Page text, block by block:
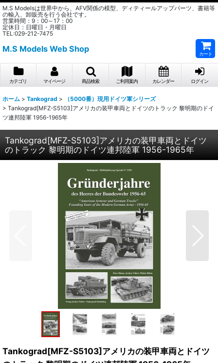
M.S Modelsは世界中から、AFV関係の模型、ディティールアップパーツ、書籍等
の輸入、卸販売を行う会社です。
営業時間：9：00～17：00
定休日：日曜日・月曜日
TEL:029-212-7475
M.S Models Web Shop
カート
カテゴリ マイページ 商品検索 ご利用案内 カレンダー ログイン
ホーム > Tankograd >
（5000番）現用ドイツ軍シリーズ
> Tankograd[MFZ-S5103]アメリカの装甲車両とドイツのトラック 黎明期のドイ
ツ連邦陸軍 1956-1965年
Tankograd[MFZ-S5103]アメリカの装甲車両とドイツ
のトラック 黎明期のドイツ連邦陸軍 1956-1965年
Tankograd[MFZ-S5103]アメリカの装甲車両とドイツ